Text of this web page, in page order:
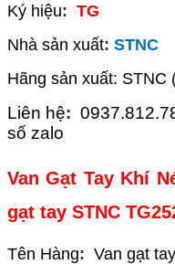
Ký hiệu: TG
Nhà sản xuất: STNC
Hãng sản xuất: STNC
Liên hệ:
số zalo
Van Gạt Tay Khí
gạt tay STNC
Tên Hàng: Van gạt